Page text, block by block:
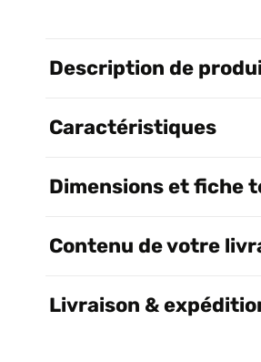
Description de
Caractéristiques
Dimensions et fiche
Contenu de votre
Livraison &